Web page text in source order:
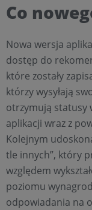
Co
Nowa wersja
dostęp do
które zostały
którzy wysyłają
otrzymują statusy
aplikacji wraz z
Kolejnym
tle innych”, który
względem
poziomu
odpowiadania na